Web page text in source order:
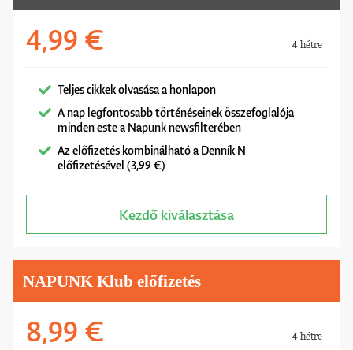
4,99 € 4 hétre
Teljes cikkek olvasása a honlapon
A nap legfontosabb történéseinek összefoglalója
minden este a Napunk newsfilterében
Az előfizetés kombinálható a Denník N
előfizetésével (3,99 €)
Kezdő kiválasztása
NAPUNK Klub előfizetés
8,99 € 4 hétre